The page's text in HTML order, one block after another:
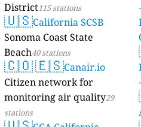
District115 stations
🇺🇸California SCSB
Sonoma Coast State
Beach40 stations
🇨🇴🇪🇸Canair.io
Citizen network for
monitoring air quality29
stations